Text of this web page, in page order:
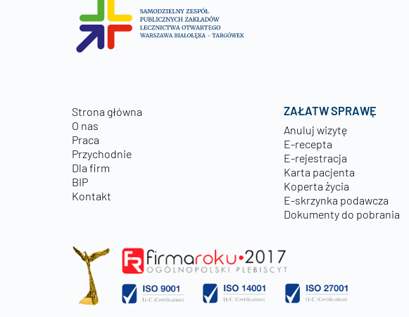
Strona główna
O nas
Praca
Przychodnie
Dla firm
BIP
Kontakt
ZAŁATW SPRAWĘ
Anuluj wizytę
E-recepta
E-rejestracja
Karta pacjenta
Koperta życia
E-skrzynka podawcza
Dokumenty do pobrania